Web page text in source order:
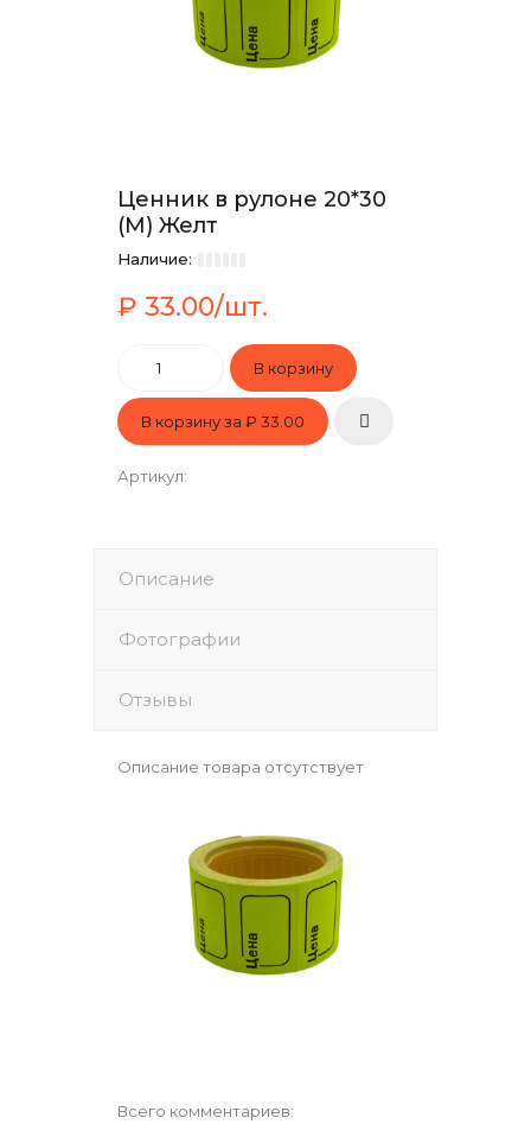
Ценник в рулоне 20*30
(М) Желт
Наличие:
₽ 33.00/шт.
В корзину за ₽ 33.00
Артикул:
Описание
Фотографии
Отзывы
Описание товара отсутствует
Всего комментариев: